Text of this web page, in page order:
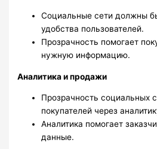
Социальные сети должны
удобства пользователей.
Прозрачность помогает
нужную информацию.
Аналитика и продажи
Прозрачность социальных
покупателей через
Аналитика помогает
данные.